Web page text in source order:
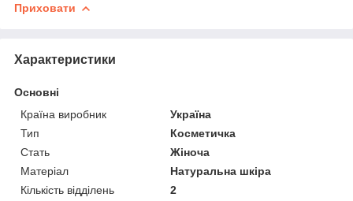
Приховати
Характеристики
Основні
Країна виробник
Україна
Тип
Косметичка
Стать
Жіноча
Матеріал
Натуральна шкіра
Кількість відділень
2